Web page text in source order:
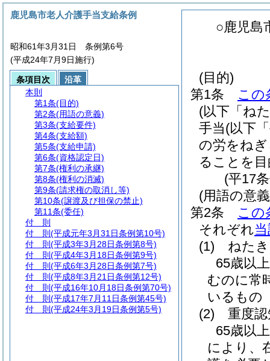
○鹿児島
(目的)
第1条
この
(以下「ね
手当(以下
の労をね
ることを
(平17
(用語の意
第2条
この
それぞれ
(1)
ねた
65歳以
むのに常
いるもの
(2)
重度
65歳以
により、
鹿児島市老人介護手当支給条例
昭和61年3月31日 条例第6号
(平成24年7月9日施行)
条項目次
沿革
本則
第1条(目的)
第2条(用語の意義)
第3条(支給要件)
第4条(支給額)
第5条(支給申請)
第6条(資格認定日)
第7条(権利の承継)
第8条(権利の消滅)
第9条(請求権の取消し等)
第10条(譲渡及び担保の禁止)
第11条(委任)
付 則
付 則 (平成元年3月31日条例第10号)
付 則 (平成3年3月28日条例第8号)
付 則 (平成4年3月18日条例第9号)
付 則 (平成6年3月28日条例第7号)
付 則 (平成8年3月21日条例第12号)
付 則 (平成16年10月18日条例第70号)
付 則 (平成17年7月11日条例第45号)
付 則 (平成24年3月19日条例第5号)